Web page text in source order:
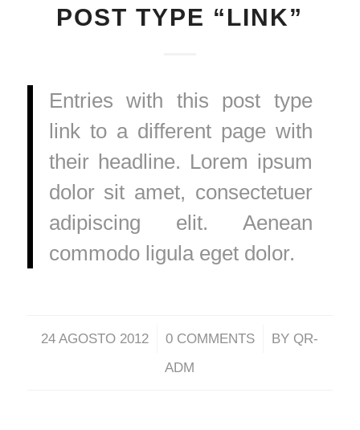
POST TYPE “LINK”
Entries with this post type
link to a different page with
their headline. Lorem ipsum
dolor sit amet, consectetuer
adipiscing elit. Aenean
commodo ligula eget dolor.
24 AGOSTO 2012
/ 0 COMMENTS
/ BY QR-
ADM